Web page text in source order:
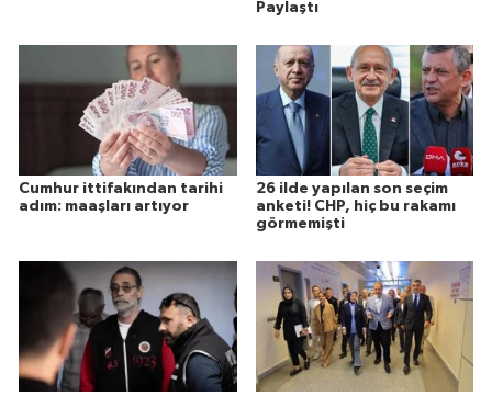
Paylaştı
Cumhur ittifakından tarihi
adım: maaşları artıyor
26 ilde yapılan son seçim
anketi! CHP, hiç bu rakamı
görmemişti